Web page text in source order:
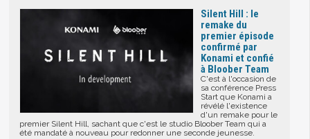
Silent Hill : le
remake du
premier épisode
confirmé par
Konami et confié
à Bloober Team
C'est à l'occasion de
sa conférence Press
Start que Konami a
révélé l'existence
d'un remake pour le
premier Silent Hill, sachant que c'est le studio Bloober Team qui a
été mandaté à nouveau pour redonner une seconde jeunesse.